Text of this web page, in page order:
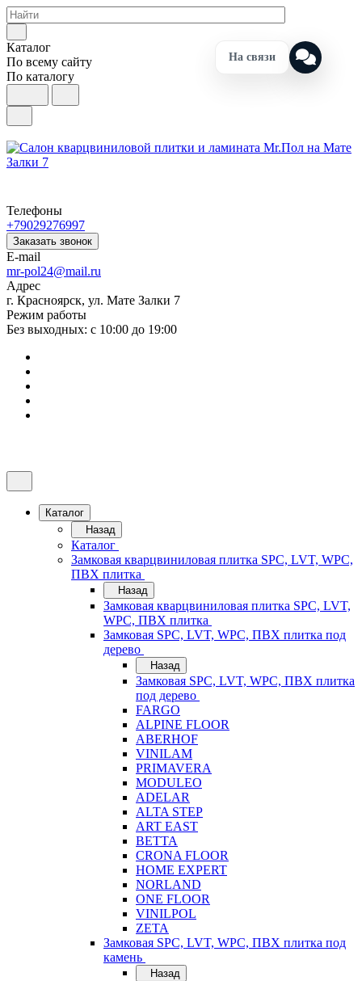
Каталог
По всему сайту
По каталогу
Телефоны
+79029276997
Заказать звонок
E-mail
mr-pol24@mail.ru
Адрес
г. Красноярск, ул. Мате Залки 7
Режим работы
Без выходных: с 10:00 до 19:00
Каталог
Назад
Каталог
Замковая кварцвиниловая плитка SPC, LVT, WPC,
ПВХ плитка
Назад
Замковая кварцвиниловая плитка SPC, LVT,
WPC, ПВХ плитка
Замковая SPC, LVT, WPC, ПВХ плитка под
дерево
Назад
Замковая SPC, LVT, WPC, ПВХ плитка
под дерево
FARGO
ALPINE FLOOR
ABERHOF
VINILAM
PRIMAVERA
MODULEO
ADELAR
ALTA STEP
ART EAST
BETTA
CRONA FLOOR
HOME EXPERT
NORLAND
ONE FLOOR
VINILPOL
ZETA
Замковая SPC, LVT, WPC, ПВХ плитка под
камень
Назад
На связи